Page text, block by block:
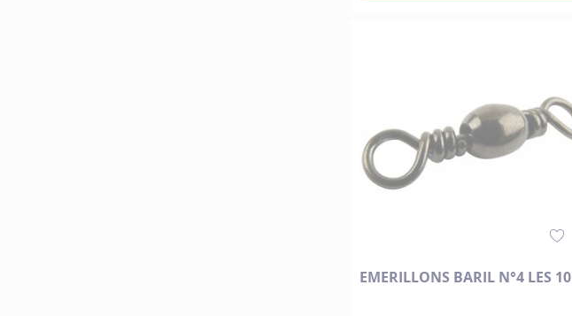
EMERILLONS BARIL N°4 LES 10